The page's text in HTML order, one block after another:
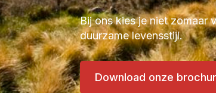
Bij ons kies je niet zomaar
duurzame levensstijl.
Download onze